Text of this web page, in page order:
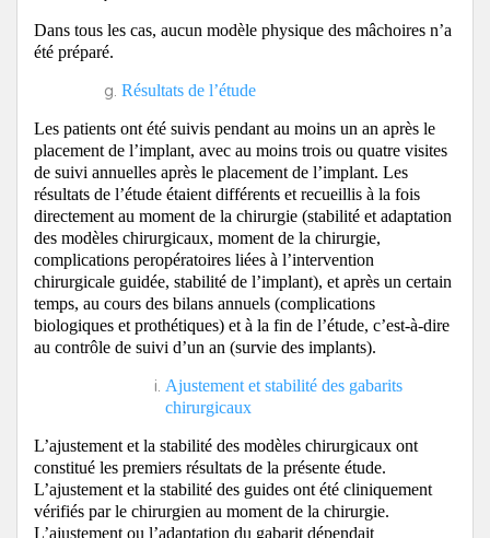
Dans tous les cas, aucun modèle physique des mâchoires n’a
été préparé.
Résultats de l’étude
Les patients ont été suivis pendant au moins un an après le
placement de l’implant, avec au moins trois ou quatre visites
de suivi annuelles après le placement de l’implant. Les
résultats de l’étude étaient différents et recueillis à la fois
directement au moment de la chirurgie (stabilité et adaptation
des modèles chirurgicaux, moment de la chirurgie,
complications peropératoires liées à l’intervention
chirurgicale guidée, stabilité de l’implant), et après un certain
temps, au cours des bilans annuels (complications
biologiques et prothétiques) et à la fin de l’étude, c’est-à-dire
au contrôle de suivi d’un an (survie des implants).
Ajustement et stabilité des gabarits
chirurgicaux
L’ajustement et la stabilité des modèles chirurgicaux ont
constitué les premiers résultats de la présente étude.
L’ajustement et la stabilité des guides ont été cliniquement
vérifiés par le chirurgien au moment de la chirurgie.
L’ajustement ou l’adaptation du gabarit dépendait